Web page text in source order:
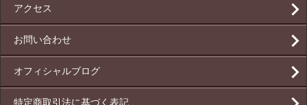
アクセス
お問い合わせ
オフィシャルブログ
特定商取引法に基づく表記